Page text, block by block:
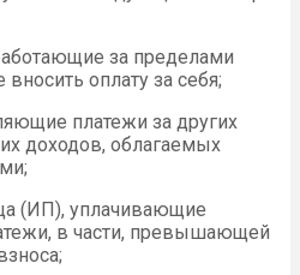
за пределами
оплату за себя;
платежи за других
доходов, облагаемых
(ИП), уплачивающие
в части, превышающей